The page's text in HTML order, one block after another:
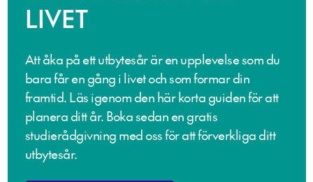
LIVET
Att åka på ett utbytesår är en upplevelse som du
bara får en gång i livet och som formar din
framtid. Läs igenom den här korta guiden för att
planera ditt år. Boka sedan en gratis
studierådgivning med oss för att förverkliga ditt
utbytesår.